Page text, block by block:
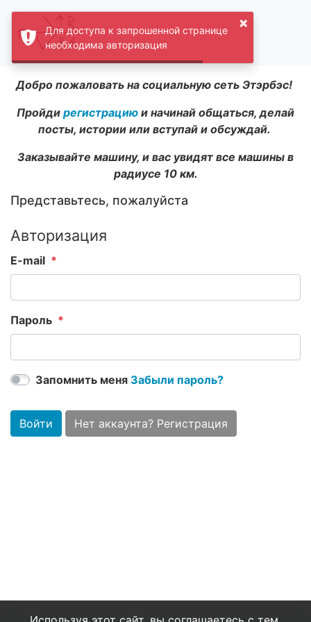
Добро пожаловать на социальную сеть Этэрбэс!
Пройди регистрацию и начинай общаться, делай
посты, истории или вступай и обсуждай.
Заказывайте машину, и вас увидят все машины в
радиусе 10 км.
Представьтесь, пожалуйста
Авторизация
E-mail
Пароль
Запомнить меня Забыли пароль?
Войти Нет аккаунта? Регистрация
×
Для доступа к запрошенной странице
необходима авторизация